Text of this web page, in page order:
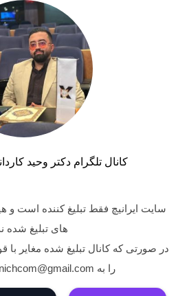
کانال تلگرام دکتر وحید
سایت ایرانیچ فقط تبلیغ کننده است و
های تبلیغ شده
در صورتی که کانال تبلیغ شده مغایر با
را به iranichcom@gmail.com ایمیل نمایید.